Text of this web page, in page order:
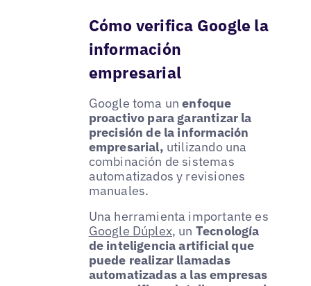
Cómo verifica Google la
información
empresarial
Google toma unenfoque
proactivo para garantizar la
precisión de la información
empresarial, utilizando una
combinación de sistemas
automatizados y revisiones
manuales.
Una herramienta importante es
Google Dúplex, un Tecnología
de inteligencia artificial que
puede realizar llamadas
automatizadas a las empresas